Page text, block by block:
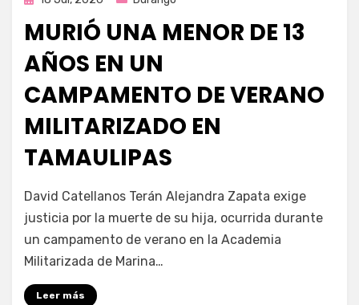
MURIÓ UNA MENOR DE 13
AÑOS EN UN
CAMPAMENTO DE VERANO
MILITARIZADO EN
TAMAULIPAS
por Fernando Miranda Servín
David Catellanos Terán Alejandra Zapata exige
justicia por la muerte de su hija, ocurrida durante
un campamento de verano en la Academia
Militarizada de Marina…
Leer más